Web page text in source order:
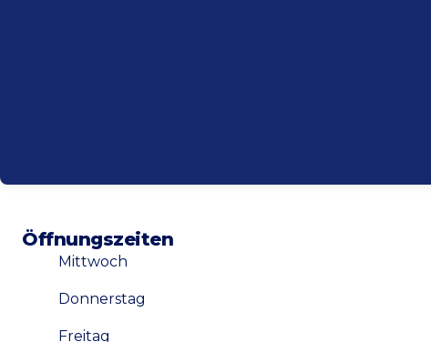
Öffnungszeiten
Mittwoch
Donnerstag
Freitag